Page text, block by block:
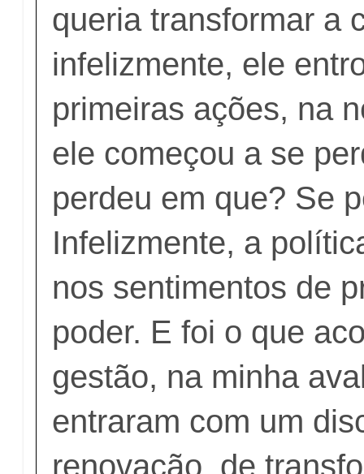
queria transformar a
infelizmente, ele
primeiras ações, na
ele começou a se
perdeu em que? Se
Infelizmente, a
nos sentimentos de
poder. E foi o que
gestão, na minha
entraram com um
renovação, de